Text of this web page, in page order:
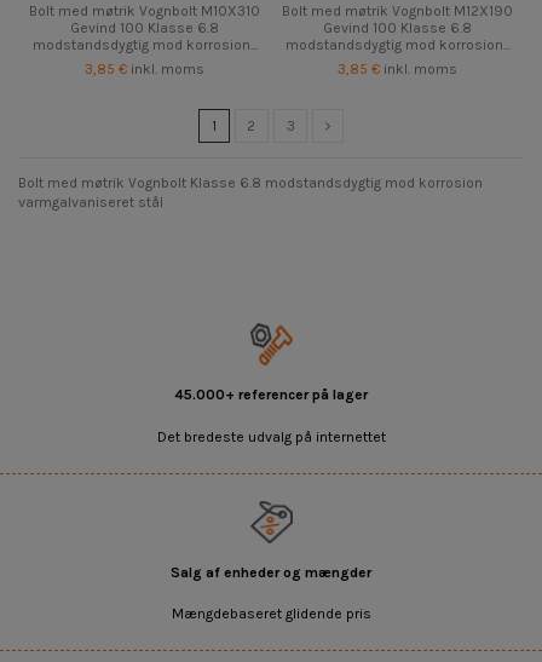
Bolt med møtrik Vognbolt M10X310
Gevind 100 Klasse 6.8
modstandsdygtig mod korrosion...
3,85 € inkl. moms
Bolt med møtrik Vognbolt M12X190
Gevind 100 Klasse 6.8
modstandsdygtig mod korrosion...
3,85 € inkl. moms
1 2 3
Bolt med møtrik Vognbolt Klasse 6.8 modstandsdygtig mod korrosion
varmgalvaniseret stål
45.000+ referencer på lager
Det bredeste udvalg på internettet
Salg af enheder og mængder
Mængdebaseret glidende pris